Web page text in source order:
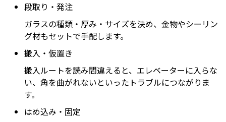
段取り・発注
ガラスの種類・厚み・サイズを決め、金物やシーリン
グ材もセットで手配します。
搬入・仮置き
搬入ルートを読み間違えると、エレベーターに入らな
い、角を曲がれないといったトラブルにつながりま
す。
はめ込み・固定